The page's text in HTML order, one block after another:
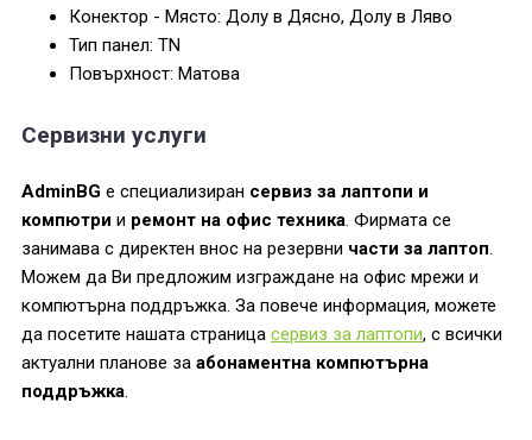
Конектор - Място: Долу в Дясно, Долу в Ляво
Тип панел: TN
Повърхност: Матова
Сервизни услуги
AdminBG е специализиран сервиз за лаптопи и
компютри и ремонт на офис техника. Фирмата се
занимава с директен внос на резервни части за лаптоп.
Можем да Ви предложим изграждане на офис мрежи и
компютърна поддръжка. За повече информация, можете
да посетите нашата страница сервиз за лаптопи, с всички
актуални планове за абонаментна компютърна
поддръжка.